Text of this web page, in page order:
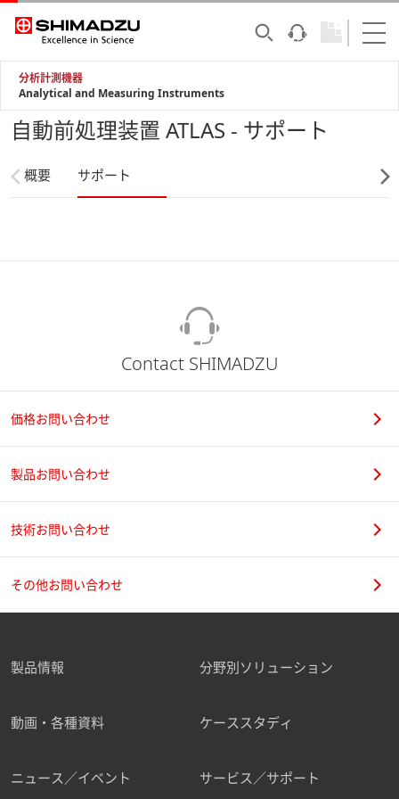
分析計測機器
Analytical and Measuring Instruments
自動前処理装置 ATLAS - サポート
概要 サポート
Contact SHIMADZU
価格お問い合わせ
製品お問い合わせ
技術お問い合わせ
その他お問い合わせ
製品情報 分野別ソリューション
動画・各種資料 ケーススタディ
ニュース／イベント サービス／サポート